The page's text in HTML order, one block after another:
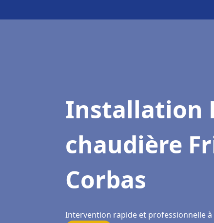
Installation
chaudière
Corbas
Intervention rapide et professionnelle à